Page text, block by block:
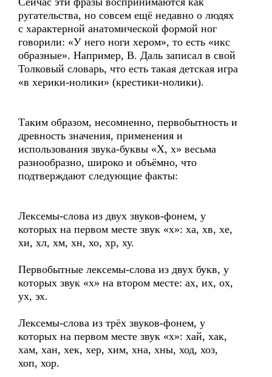
ругательства, но совсем ещё недавно о людях
с характерной анатомической формой ног
говорили: «У него ноги хером», то есть «икс
образные». Например, В. Даль записал в свой
Толковый словарь, что есть такая детская игра
«в херики-нолики» (крестики-нолики).
Таким образом, несомненно, первобытность и
древность значения, применения и
использования звука-буквы «Х, х» весьма
разнообразно, широко и объёмно, что
подтверждают следующие факты:
Лексемы-слова из двух звуков-фонем, у
которых на первом месте звук «х»: ха, хв, хе,
хи, хл, хм, хн, хо, хр, ху.
Первобытные лексемы-слова из двух букв, у
которых звук «х» на втором месте: ах, их, ох,
ух, эх.
Лексемы-слова из трёх звуков-фонем, у
которых на первом месте звук «х»: хай, хак,
хам, хан, хек, хер, хим, хна, хны, ход, хоз,
хоп, хор.